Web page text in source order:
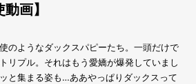
動画】
のようなダックスパピーたち。一頭だけで
リプル。それはもう愛嬌が爆発していまし
と集まる姿も…ああやっぱりダックスって